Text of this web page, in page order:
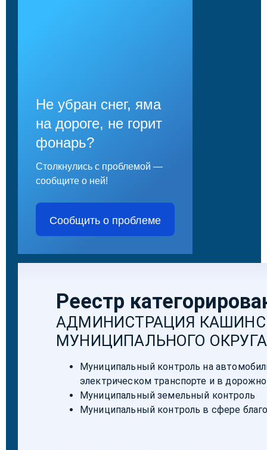
Не убран снег, яма
на дороге, не горит
фонарь?
Столкнулись с проблемой —
сообщите о ней!
Сообщить о проблеме